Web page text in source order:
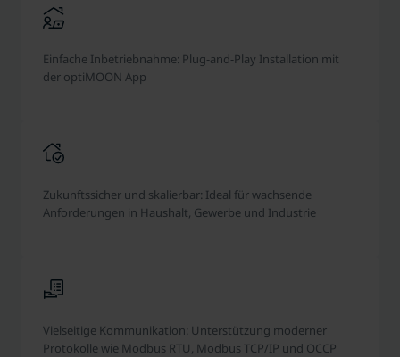
Einfache Inbetriebnahme: Plug-and-Play Installation mit
der optiMOON App
Zukunftssicher und skalierbar: Ideal für wachsende
Anforderungen in Haushalt, Gewerbe und Industrie
Vielseitige Kommunikation: Unterstützung moderner
Protokolle wie Modbus RTU, Modbus TCP/IP und OCCP